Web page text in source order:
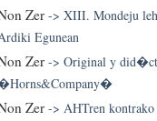
Zer-> XIII. Mondeju
Egunean
Zer-> Original y
Zer-> AHTren kontrako